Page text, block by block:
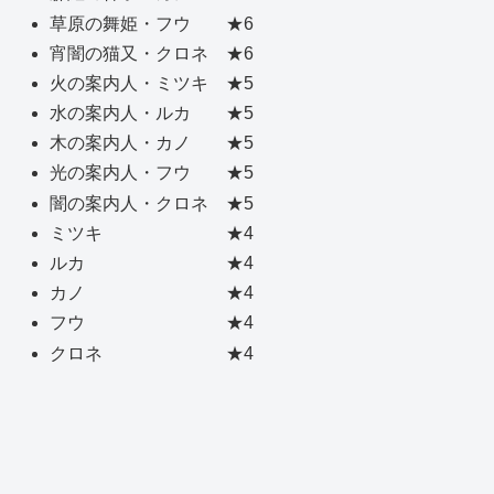
草原の舞姫・フウ ★6
宵闇の猫又・クロネ ★6
火の案内人・ミツキ ★5
水の案内人・ルカ ★5
木の案内人・カノ ★5
光の案内人・フウ ★5
闇の案内人・クロネ ★5
ミツキ ★4
ルカ ★4
カノ ★4
フウ ★4
クロネ ★4